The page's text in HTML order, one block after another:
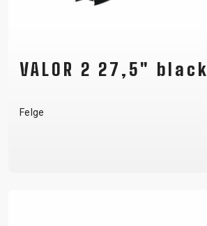
VALOR 2 27,5" black
Felge